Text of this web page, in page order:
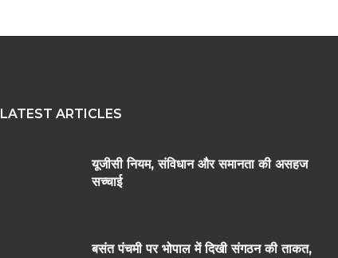
LATEST ARTICLES
यूजीसी नियम, संविधान और समानता की असहज
सच्चाई
बसंत पंचमी पर भोपाल में दिखी संगठन की ताकत,